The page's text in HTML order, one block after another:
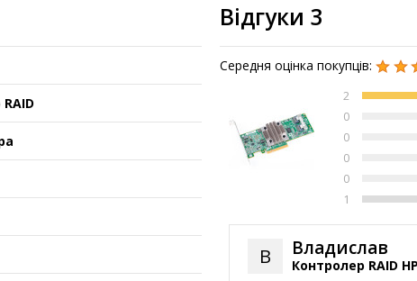
Відгуки 3
Середня оцінка покупців:
2
0
0
0
0
1
В Владислав
Контролер RAID